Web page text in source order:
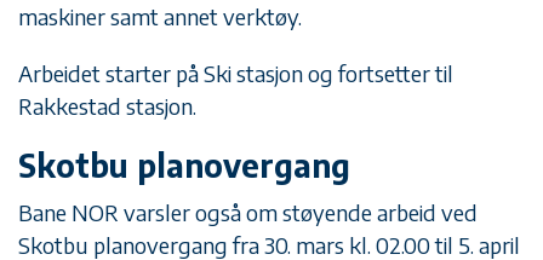
maskiner samt annet verktøy.
Arbeidet starter på Ski stasjon og fortsetter til
Rakkestad stasjon.
Skotbu planovergang
Bane NOR varsler også om støyende arbeid ved
Skotbu planovergang fra 30. mars kl. 02.00 til 5. april